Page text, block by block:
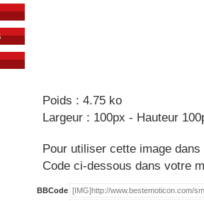
Poids : 4.75 ko
Largeur : 100px - Hauteur
Pour utiliser cette image
Code ci-dessous dans votre
BBCode